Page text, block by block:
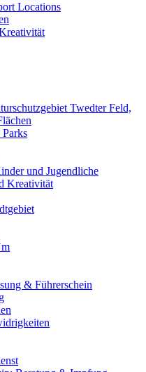
Locations
Twedter Feld,
und Jugendliche
Kreativität
& Führerschein